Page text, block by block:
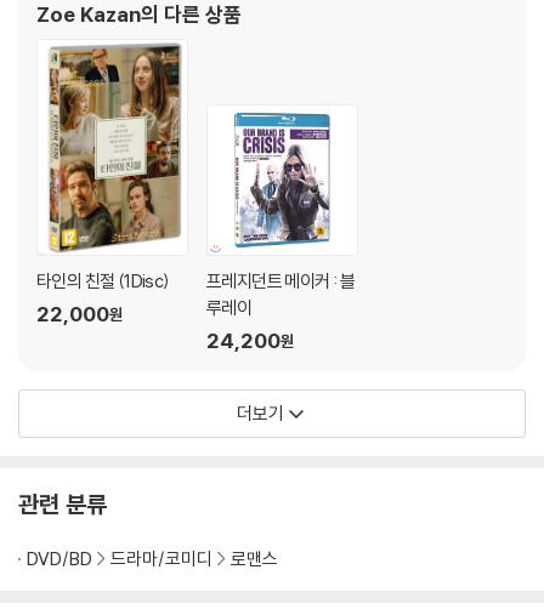
나는 실화 로맨스 '빅 식'은 고전적인 로맨스 장르의 구성을 탈피해, 사랑에
대한 고찰과 가족의 의미에 대한 화두가 결합되어 흥미진진하면서도 사려
깊은 로맨스와 가족 드라마의 온기를 담은 영화다. '빅 식'에서의 허들은 그
흔한 성격 차이, 혹은 취향, 변심이 아니다. 어쩌면 구시대의 유물 같은 문
화, 인종의 차이, 파키스탄 남자와 미국 여자라는 다름이 영화의 허들이다.
이를 쉬이 넘지 못하고, 가족과 연인 사이에서 그 무엇도 선택할 수 없는 딜
레마에 빠지는 것이 '빅 식'의 주인공 쿠마일이 처한 상황. 서로에게 운명처
럼 끌리는 두 남녀의 사랑 이야기에 관객의 공감을 불러일으킬 현실 배경
을 녹여낸 것이다.
특히 두 남녀를 둘러싼 문화가 다른 가족들의 이야기가 흥미롭게 전개되어
국내 관객들도 사랑 앞에 딜레마가 된 가족이라는 존재를 다시금 생각하게
허들과 딜레마를 극복한다고 해서 이루어지는 것이 아닌, 그들을 둘러싼
가족, 친구 등의 관계 속에서 끝없이 성장하고, 견고해지는 것임을 흥미롭
람들 간의 관계, 사랑을 가로막는 세대, 종교, 문화 차이 등을 설득력 있게
보통의 백인 부모 모습을 대표하는 에밀리 가족의 비슷하면서도 상반된 자
Zoe Kazan의 다른 상품
타인의 친절 (1Disc)
22,000원
프레지던트 메이커 : 블
루레이
24,200원
더보기
관련 분류
DVD/BD 드라마/코미디 로맨스